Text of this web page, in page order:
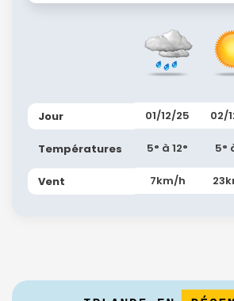
Jour
Températures
Vent
01/12/25
5° à 12°
7km/h
02/
5°